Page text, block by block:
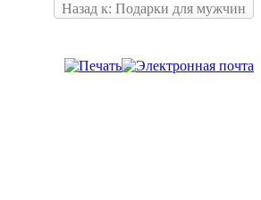
Назад к: Подарки для мужчин